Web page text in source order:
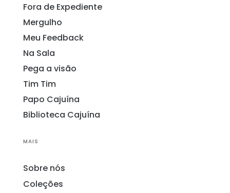
Fora de Expediente
Mergulho
Meu Feedback
Na Sala
Pega a visão
Tim Tim
Papo Cajuína
Biblioteca Cajuína
MAIS
Sobre nós
Coleções